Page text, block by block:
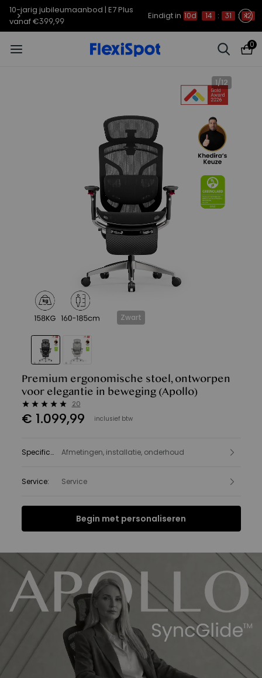
10-jarig jubileumaanbod | C7
Morpher vanaf €579,99
Eindigt in 10d 14 : 31 : 10
0
1/12
Zwart
Premium ergonomische stoel, ontworpen
voor elegantie in beweging (Apollo)
20
€ 1.099,99 inclusief btw
Specificatie :
Afmetingen, installatie, onderhoud
Service: Service
Begin met personaliseren
Specificatie Geliefd bij CEO’s